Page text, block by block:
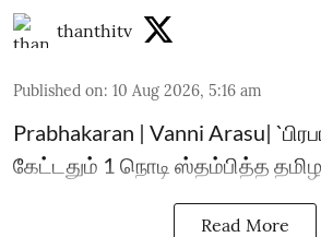
thanthitv
Published on: 10 Aug 2026, 5:16 am
Prabhakaran | Vanni Arasu|
கேட்டதும் 1 நொடி ஸ்தம்பித்த
Read More